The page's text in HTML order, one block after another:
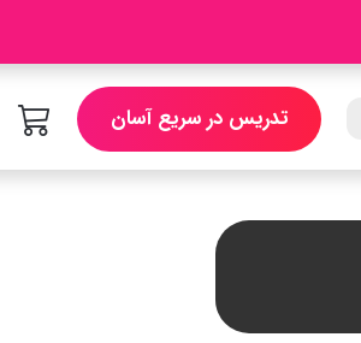
تدریس در سریع آسان